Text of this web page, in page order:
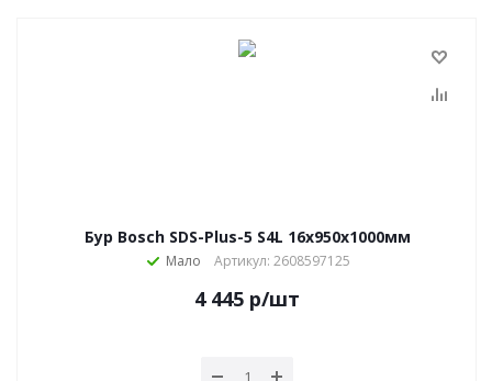
Бур Bosch SDS-Plus-5 S4L 16х950х1000мм
Мало Артикул: 2608597125
4 445 р/шт